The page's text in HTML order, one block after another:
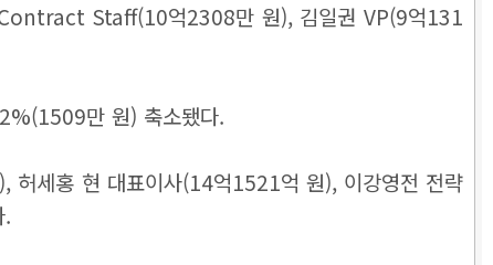
Staff(10억2308만 원), 김일권 VP(9억131
만 원) 축소됐다.
허세홍 현 대표이사(14억1521억 원), 이강영전 전략